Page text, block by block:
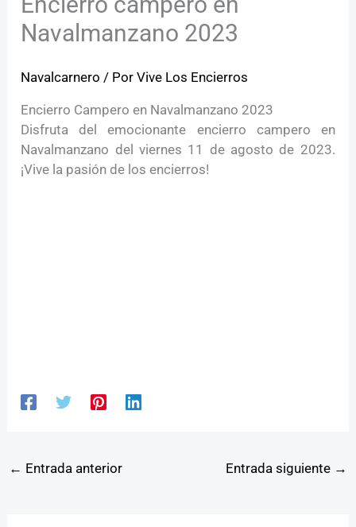
Navalmanzano 2023
Navalcarnero / PorVive Los Encierros
Encierro Campero en Navalmanzano 2023
Disfruta del emocionante encierro campero en
Navalmanzano del viernes 11 de agosto de 2023.
¡Vive la pasión de los encierros!
← Entrada anterior Entrada siguiente →